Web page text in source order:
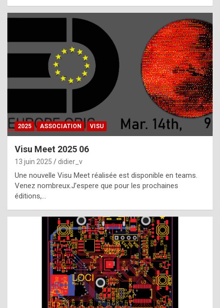
f
h
a
t
t
e
b
e
s
t
p
h
2025 ASSOCIATION VISU
Visu Meet 2025 06
13 juin 2025 didier_v
Une nouvelle Visu Meet réalisée est disponible en teams.
Venez nombreux.J’espere que pour les prochaines
éditions,…